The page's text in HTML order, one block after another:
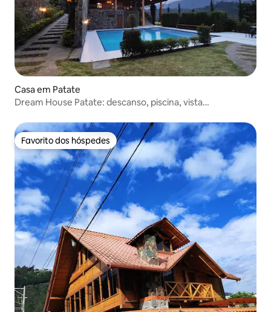
Casa em Patate
Dream House Patate: descanso, piscina, vista
Favorito dos hóspedes
Favorito dos hóspedes